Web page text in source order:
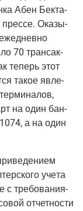
Абен Бек­та­
Ока­зы­
70 тран­сак­
теперь этот
такое явле­
,
на один бан­
а на один
уче­та
с тре­бо­ва­ни­я­
отчет­но­сти